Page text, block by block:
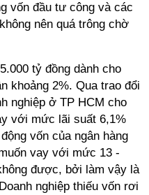
vốn đầu tư công và các
nên quá trông chờ
tỷ đồng dành cho
khoảng 2%. Qua trao đổi
nghiệp ở TP HCM cho
với mức lãi suất 6,1%
vốn của ngân hàng
vay với mức 13 -
được, bởi làm vậy là
nghiệp thiếu vốn rơi